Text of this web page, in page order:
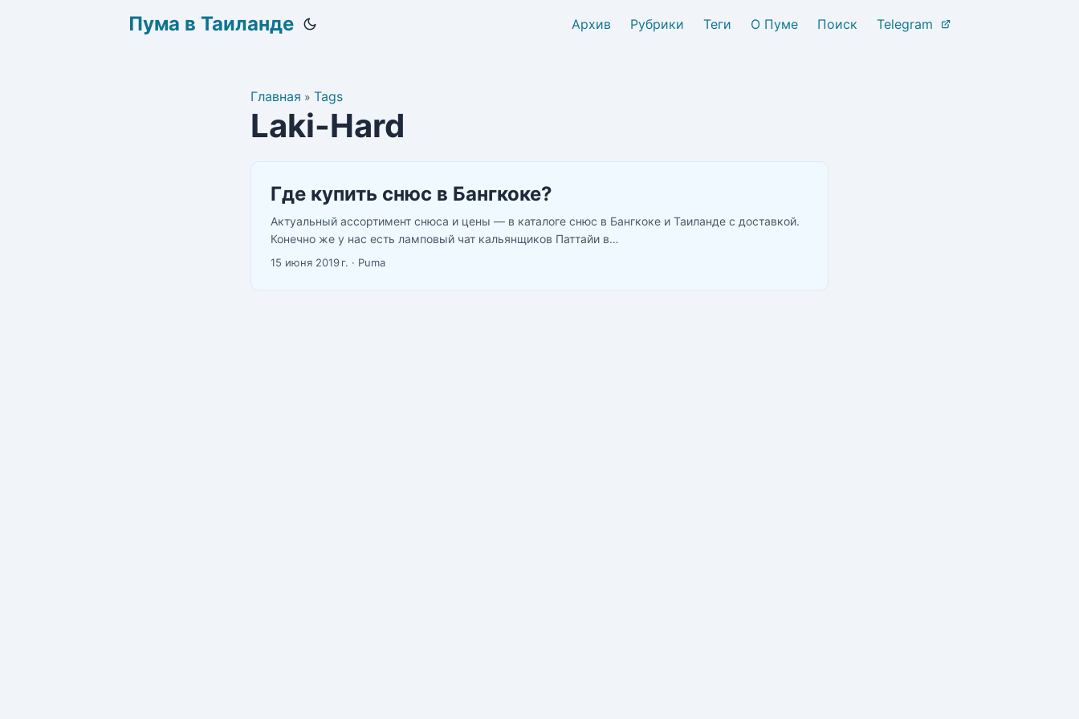
Пума в Таиланде Архив Рубрики Теги О Пуме Поиск Telegram
Главная » Tags
Laki-Hard
Где купить снюс в Бангкоке?
Актуальный ассортимент снюса и цены — в каталоге снюс в Бангкоке и Таиланде с доставкой.
Конечно же у нас есть ламповый чат кальянщиков Паттайи в
телеграме https://telegram.me/pattayahookah2 У нас вы можете купить снюс с доставкой в
15 июня 2019 г. · Puma